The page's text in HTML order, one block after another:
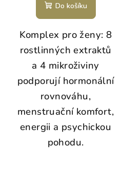
Do košíku
Komplex pro ženy: 8
rostlinných extraktů
a 4 mikroživiny
podporují hormonální
rovnováhu,
menstruační komfort,
energii a psychickou
pohodu.